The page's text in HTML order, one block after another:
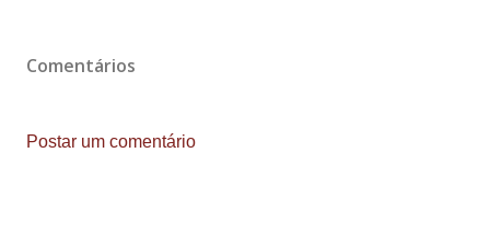
Comentários
Postar um comentário